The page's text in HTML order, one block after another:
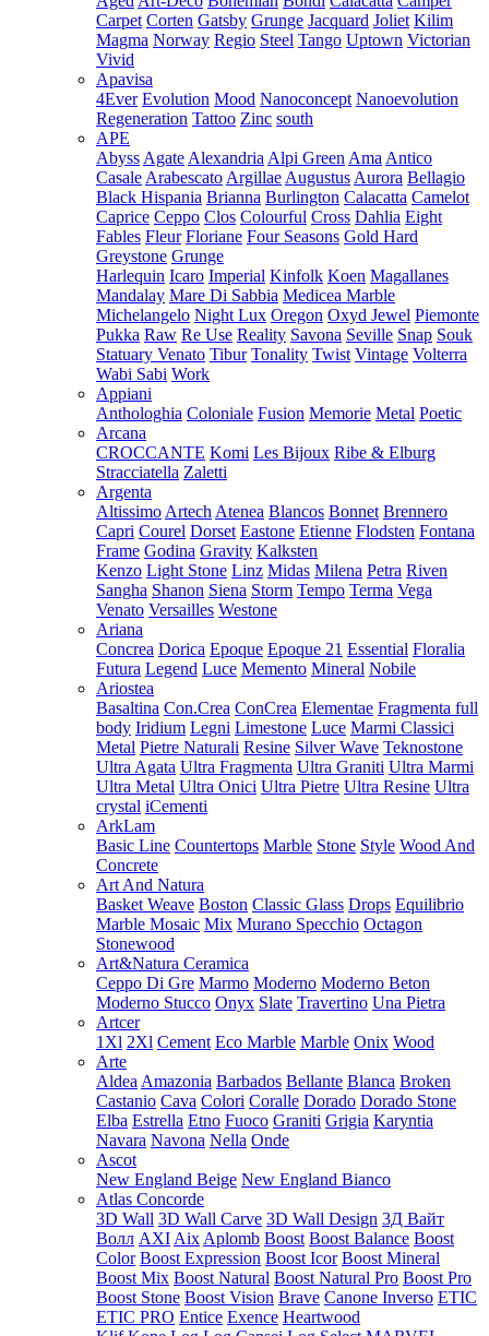
Carpet Corten Gatsby Grunge Jacquard Joliet Kilim
Magma Norway Regio Steel Tango Uptown Victorian
Vivid
Apavisa
4Ever Evolution Mood Nanoconcept Nanoevolution
Regeneration Tattoo Zinc south
APE
Abyss Agate Alexandria Alpi Green Ama Antico
Casale Arabescato Argillae Augustus Aurora Bellagio
Black Hispania Brianna Burlington Calacatta Camelot
Caprice Ceppo Clos Colourful Cross Dahlia Eight
Fables Fleur Floriane Four Seasons Gold Hard
Greystone Grunge
Harlequin Icaro Imperial Kinfolk Koen Magallanes
Mandalay Mare Di Sabbia Medicea Marble
Michelangelo Night Lux Oregon Oxyd Jewel Piemonte
Pukka Raw Re Use Reality Savona Seville Snap Souk
Statuary Venato Tibur Tonality Twist Vintage Volterra
Wabi Sabi Work
Appiani
Anthologhia Coloniale Fusion Memorie Metal Poetic
Arcana
CROCCANTE Komi Les Bijoux Ribe & Elburg
Stracciatella Zaletti
Argenta
Altissimo Artech Atenea Blancos Bonnet Brennero
Capri Courel Dorset Eastone Etienne Flodsten Fontana
Frame Godina Gravity Kalksten
Kenzo Light Stone Linz Midas Milena Petra Riven
Sangha Shanon Siena Storm Tempo Terma Vega
Venato Versailles Westone
Ariana
Concrea Dorica Epoque Epoque 21 Essential Floralia
Futura Legend Luce Memento Mineral Nobile
Ariostea
Basaltina Con.Crea ConCrea Elementae Fragmenta full
body Iridium Legni Limestone Luce Marmi Classici
Metal Pietre Naturali Resine Silver Wave Teknostone
Ultra Agata Ultra Fragmenta Ultra Graniti Ultra Marmi
Ultra Metal Ultra Onici Ultra Pietre Ultra Resine Ultra
crystal iCementi
ArkLam
Basic Line Countertops Marble Stone Style Wood And
Concrete
Art And Natura
Basket Weave Boston Classic Glass Drops Equilibrio
Marble Mosaic Mix Murano Specchio Octagon
Stonewood
Art&Natura Ceramica
Ceppo Di Gre Marmo Moderno Moderno Beton
Moderno Stucco Onyx Slate Travertino Una Pietra
Artcer
1Xl 2Xl Cement Eco Marble Marble Onix Wood
Arte
Aldea Amazonia Barbados Bellante Blanca Broken
Castanio Cava Colori Coralle Dorado Dorado Stone
Elba Estrella Etno Fuoco Graniti Grigia Karyntia
Navara Navona Nella Onde
Ascot
New England Beige New England Bianco
Atlas Concorde
3D Wall 3D Wall Carve 3D Wall Design 3Д Вайт
Волл AXI Aix Aplomb Boost Boost Balance Boost
Color Boost Expression Boost Icor Boost Mineral
Boost Mix Boost Natural Boost Natural Pro Boost Pro
Boost Stone Boost Vision Brave Canone Inverso ETIC
ETIC PRO Entice Exence Heartwood